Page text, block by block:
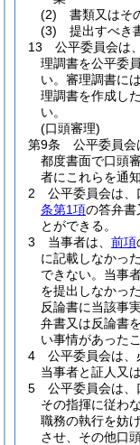
(2)
書類又はそ
(3)
提出すべき
13
公平委員会は
理調書を公平委
い。 審理調書に
理調書を作成し
い。
(口頭審理)
第9条
公平委員会
都度書面で口頭
者にこれらを通
2
公平委員会は、
条第1項の答弁書
とができる。
3
当事者は、 前項
に記載しなかっ
できない。 当事
を提出しなかっ
反論書に当該事
弁書又は反論書
い事情があった
4
公平委員会は、
当事者と証人又
5
公平委員会は
その指揮に従わ
職務の執行を妨
させ、その他口